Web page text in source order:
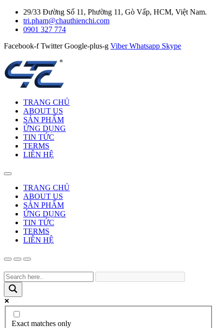
29/33 Đường Số 11, Phường 11, Gò Vấp, HCM, Việt Nam.
tri.pham@chauthienchi.com
0901 327 774
Facebook-f Twitter Google-plus-g Viber Whatsapp Skype
TRANG CHỦ
ABOUT US
SẢN PHẨM
ỨNG DỤNG
TIN TỨC
TERMS
LIÊN HỆ
TRANG CHỦ
ABOUT US
SẢN PHẨM
ỨNG DỤNG
TIN TỨC
TERMS
LIÊN HỆ
Exact matches only